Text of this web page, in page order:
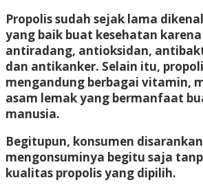
Propolis sudah sejak lama
yang baik buat kesehatan
antiradang, antioksidan,
dan antikanker. Selain itu,
mengandung berbagai vitamin,
asam lemak yang bermanfaat
manusia.
Begitupun, konsumen
mengonsuminya begitu saja
kualitas propolis yang dipilih.